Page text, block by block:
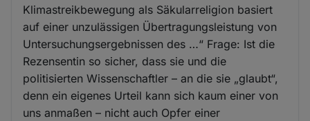
Klimastreikbewegung als Säkularreligion basiert
auf einer unzulässigen Übertragungsleistung von
Untersuchungsergebnissen des …“ Frage: Ist die
Rezensentin so sicher, dass sie und die
politisierten Wissenschaftler – an die sie „glaubt“,
denn ein eigenes Urteil kann sich kaum einer von
uns anmaßen – nicht auch Opfer einer